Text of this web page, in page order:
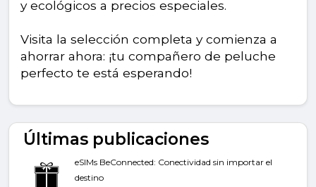
y ecológicos a precios especiales.
Visita la selección completa y comienza a
ahorrar ahora: ¡tu compañero de peluche
perfecto te está esperando!
Últimas publicaciones
eSIMs BeConnected: Conectividad sin importar el
destino